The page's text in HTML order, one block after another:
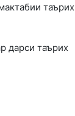
таърих
дарси таърих